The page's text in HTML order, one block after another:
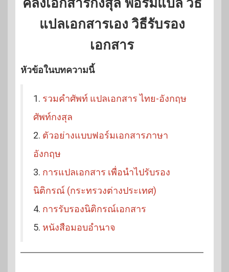
คลังเอกสารกงสุล ฟอร์มแปล วิธี
แปลเอกสารเอง วิธีรับรอง
เอกสาร
หัวข้อในบทความนี้
1. รวมคำศัพท์ แปลเอกสาร ไทย-อังกฤษ
ศัพท์กงสุล
2. ตัวอย่างแบบฟอร์มเอกสารภาษา
อังกฤษ
3. การแปลเอกสาร เพื่อนำไปรับรอง
นิติกรณ์ (กระทรวงต่างประเทศ)
4. การรับรองนิติกรณ์เอกสาร
5. หนังสือมอบอำนาจ